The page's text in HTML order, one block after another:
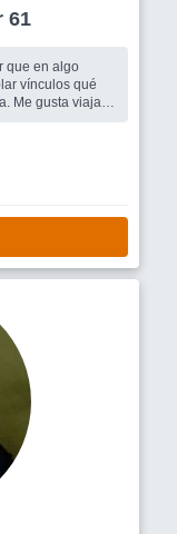
61
vínculos qué
Me gusta viajar,